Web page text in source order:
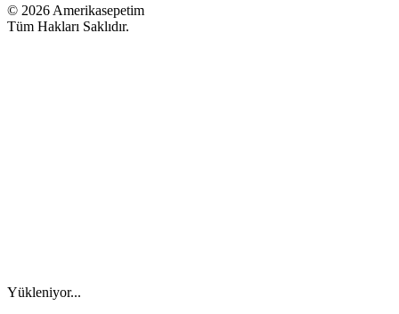
© 2026 Amerikasepetim
Tüm Hakları Saklıdır.
Yükleniyor...